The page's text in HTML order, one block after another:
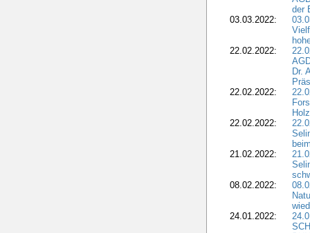
der
03.03.2022:
22.02.2022:
Dr.
22.02.2022:
22.02.2022:
21.02.2022:
08.02.2022:
24.01.2022: